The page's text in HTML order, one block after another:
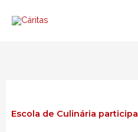
para
Escola de Culinária